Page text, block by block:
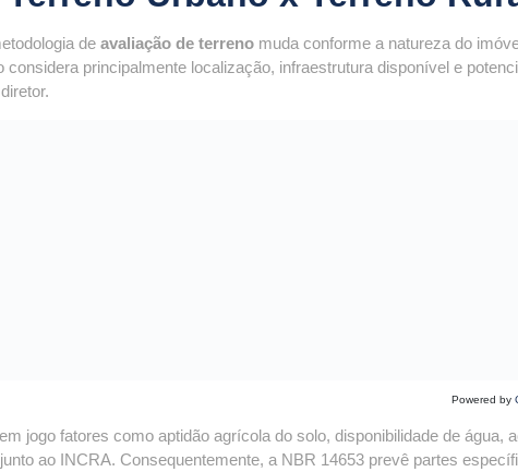
de avaliação de terreno muda conforme a natureza do
considera principalmente localização, infraestrutura disponível e
Powered by
jogo fatores como aptidão agrícola do solo, disponibilidade de água,
ao INCRA. Consequentemente, a NBR 14653 prevê partes